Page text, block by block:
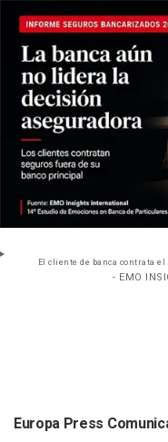
El cliente de banca contrata
- EMO
Europa Press